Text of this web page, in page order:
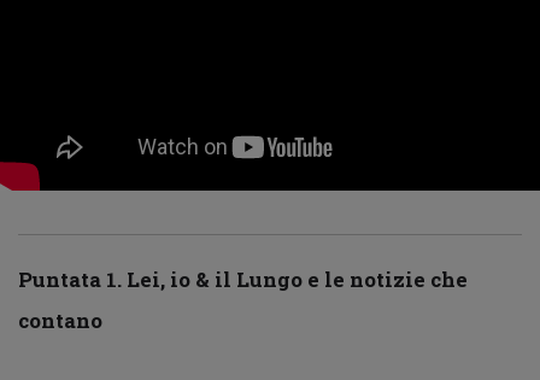
Puntata 1. Lei, io & il Lungo e le notizie che
contano